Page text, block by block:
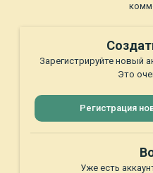
Зарегистрируйте новый
Это
Регистрация
Уже есть